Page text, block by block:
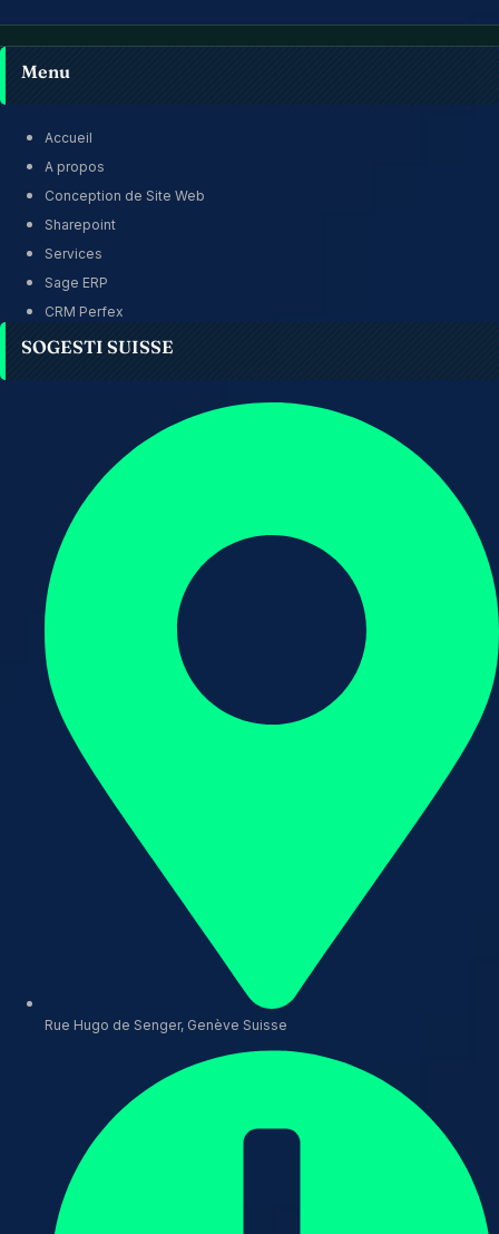
Menu
Accueil
A propos
Conception de Site Web
Sharepoint
Services
Sage ERP
CRM Perfex
SOGESTI SUISSE
Rue Hugo de Senger, Genève Suisse